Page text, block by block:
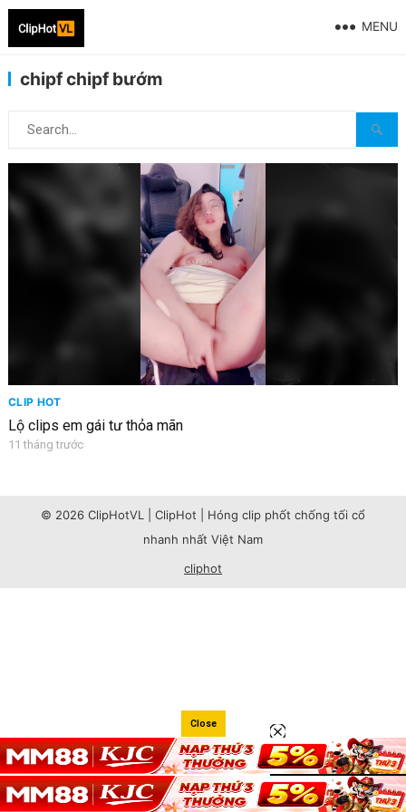
MENU
chipf chipf bướm
CLIP HOT
Lộ clips em gái tư thỏa mãn
11 tháng trước
© 2026 ClipHotVL | ClipHot | Hóng clip phốt chống tối cổ
nhanh nhất Việt Nam
cliphot
Close